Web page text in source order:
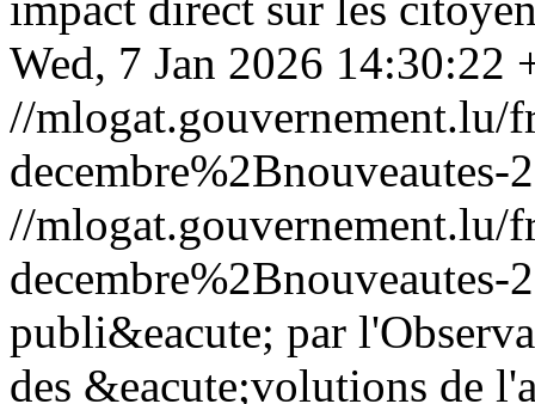
Wed, 7 Jan 2026 14:30:22
//mlogat.gouvernement.lu/
decembre%2Bnouveautes-
//mlogat.gouvernement.lu/
decembre%2Bnouveautes-
publi&eacute; par
des &eacute;volutions de